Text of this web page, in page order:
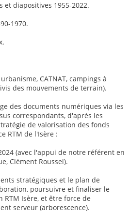
et diapositives 1955-2022.
1970.
CATNAT, campings à
des mouvements de terrain).
des documents numériques via les
correspondants, d'après les
de valorisation des fonds
RTM de l'Isère :
(avec l'appui de notre référent en
Clément Roussel).
stratégiques et le plan de
poursuivre et finaliser le
Isère, et être force de
serveur (arborescence).